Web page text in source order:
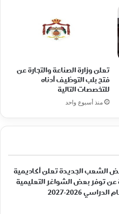
تعلن وزارة الصناعة والتجارة عن
فتح بلب التوظيف أدناه
للتخصصات التالية
منذ أسبوع واحد
الشعب الجديدة تعلن أكاديمية
عن توفر بعض الشواغر التعليمية
2026-2027